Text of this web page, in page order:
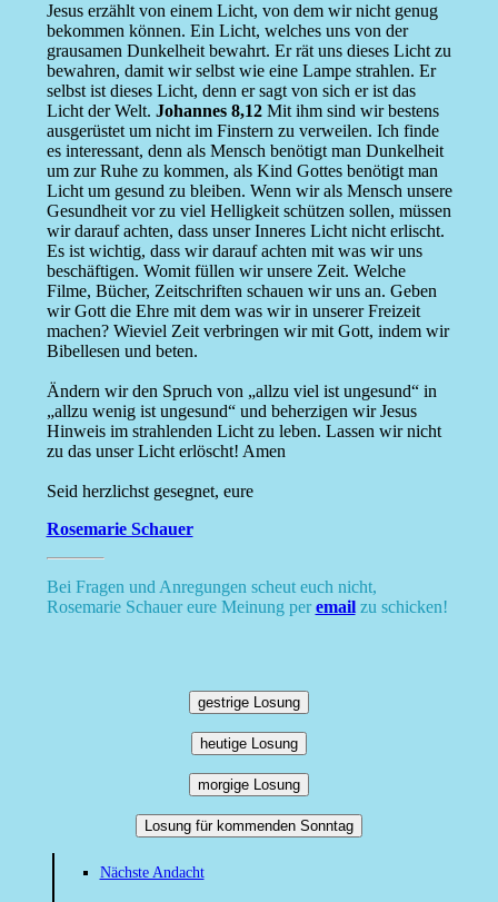
Jesus erzählt von einem Licht, von dem wir nicht genug
bekommen können. Ein Licht, welches uns von der
grausamen Dunkelheit bewahrt. Er rät uns dieses Licht zu
bewahren, damit wir selbst wie eine Lampe strahlen. Er
selbst ist dieses Licht, denn er sagt von sich er ist das
Licht der Welt. Johannes 8,12 Mit ihm sind wir bestens
ausgerüstet um nicht im Finstern zu verweilen. Ich finde
es interessant, denn als Mensch benötigt man Dunkelheit
um zur Ruhe zu kommen, als Kind Gottes benötigt man
Licht um gesund zu bleiben. Wenn wir als Mensch unsere
Gesundheit vor zu viel Helligkeit schützen sollen, müssen
wir darauf achten, dass unser Inneres Licht nicht erlischt.
Es ist wichtig, dass wir darauf achten mit was wir uns
beschäftigen. Womit füllen wir unsere Zeit. Welche
Filme, Bücher, Zeitschriften schauen wir uns an. Geben
wir Gott die Ehre mit dem was wir in unserer Freizeit
machen? Wieviel Zeit verbringen wir mit Gott, indem wir
Bibellesen und beten.
Ändern wir den Spruch von „allzu viel ist ungesund“ in
„allzu wenig ist ungesund“ und beherzigen wir Jesus
Hinweis im strahlenden Licht zu leben. Lassen wir nicht
zu das unser Licht erlöscht! Amen
Seid herzlichst gesegnet, eure
Rosemarie Schauer
Bei Fragen und Anregungen scheut euch nicht,
Rosemarie Schauer eure Meinung peremailzu schicken!
gestrige Losung
heutige Losung
morgige Losung
Losung für kommenden Sonntag
Nächste Andacht